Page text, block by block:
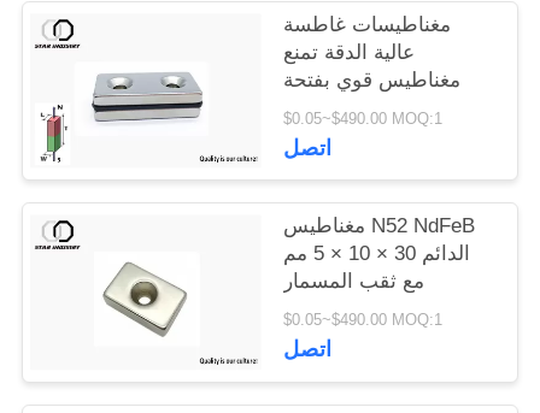
مغناطيسات غاطسة
عالية الدقة تمنع
مغناطيس قوي بفتحة
$0.05~$490.00 MOQ:1
اتصل
مغناطيس N52 NdFeB
الدائم 30 × 10 × 5 مم
مع ثقب المسمار
$0.05~$490.00 MOQ:1
اتصل